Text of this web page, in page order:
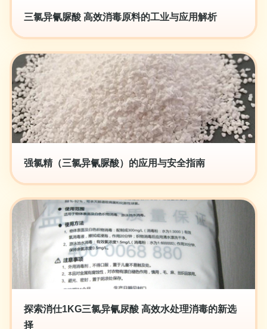
三氯异氰脲酸 高效消毒原料的工业与应用解析
强氯精（三氯异氰脲酸）的应用与安全指南
探索消仕1KG三氯异氰尿酸 高效水处理消毒的新选
择